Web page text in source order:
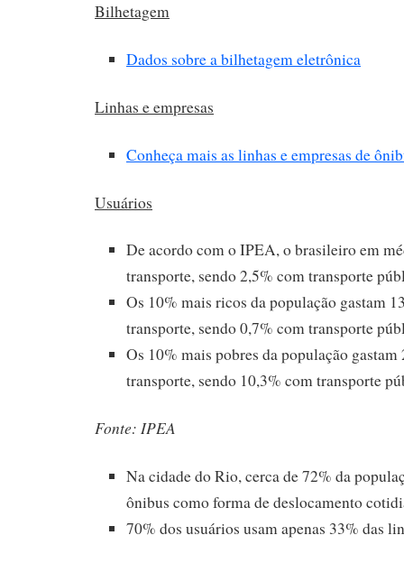
Bilhetagem
Dados sobre a bilhetagem eletrônica
Linhas e empresas
Conheça mais as linhas e empresas de
Usuários
De acordo com o IPEA, o brasileiro em
transporte, sendo 2,5% com transporte
Os 10% mais ricos da população gastam
transporte, sendo 0,7% com transporte
Os 10% mais pobres da população
transporte, sendo 10,3% com transporte
Fonte: IPEA
Na cidade do Rio, cerca de 72% da
ônibus como forma de deslocamento
70% dos usuários usam apenas 33% das